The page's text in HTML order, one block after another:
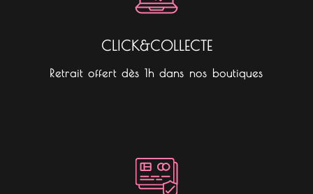
CLICK&COLLECTE
Retrait offert dès 1h dans nos boutiques